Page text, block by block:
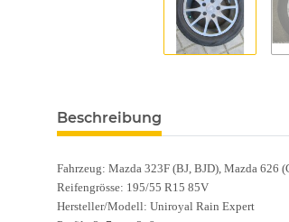
Beschreibung
Fahrzeug: Mazda 323F (BJ, BJD), Mazda 626
Reifengrösse: 195/55 R15 85V
Hersteller/Modell: Uniroyal Rain Expert